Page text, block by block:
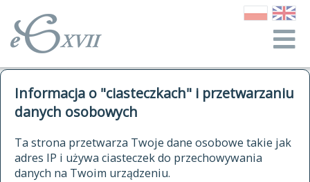
Informacja o "ciasteczkach" i przetwarzaniu
danych osobowych
Ta strona przetwarza Twoje dane osobowe takie jak
adres IP i używa ciasteczek do przechowywania
danych na Twoim urządzeniu.
autorzy Słownika
historia
publikacje
źródła
kwerendy
jak cytować Słownik
ELEKTRONICZNY SŁOWNIK
JĘZYKA POLSKIEGO